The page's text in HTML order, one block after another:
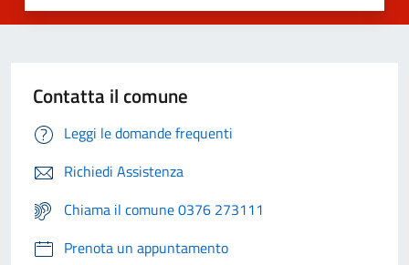
Contatta il comune
Leggi le domande frequenti
Richiedi Assistenza
Chiama il comune 0376 273111
Prenota un appuntamento